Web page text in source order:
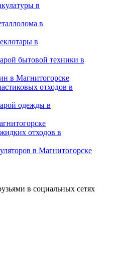
в
в
в
бытовой техники в
в Магнитогорске
отходов в
одежды в
отходов в
в Магнитогорске
в социальных сетях